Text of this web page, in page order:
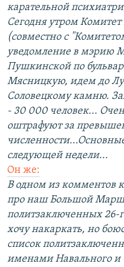
карательной
Сегодня утром
(совместно с
уведомление в мэрию
Пушкинской по
Мясницкую, идем до
Соловецкому камню.
- 30 000 человек...
оштрафуют за
следующей недели...
Он же:
В одном из комментов
про наш Большой Марш
политзаключенных 26-
хочу накаркать, но
список
именами Навального и